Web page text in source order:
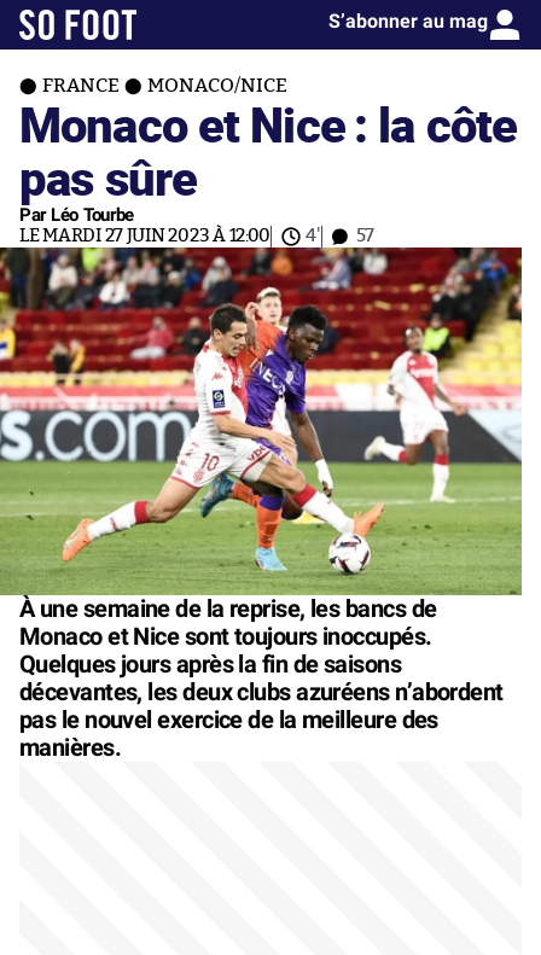
S’abonner au mag
FRANCE MONACO/NICE
Monaco et Nice : la côte
pas sûre
Par Léo Tourbe
LE MARDI 27 JUIN 2023 À 12:00 4' 57
À une semaine de la reprise, les bancs de
Monaco et Nice sont toujours inoccupés.
Quelques jours après la fin de saisons
décevantes, les deux clubs azuréens n’abordent
pas le nouvel exercice de la meilleure des
manières.